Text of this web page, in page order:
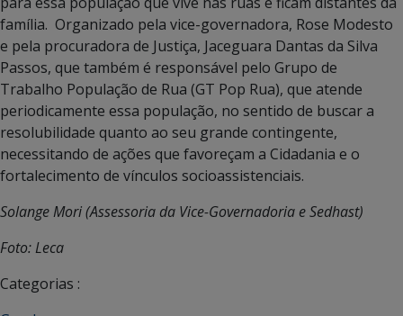
família. Organizado pela vice-governadora, Rose Modesto
e pela procuradora de Justiça, Jaceguara Dantas da Silva
Passos, que também é responsável pelo Grupo de
Trabalho População de Rua (GT Pop Rua), que atende
periodicamente essa população, no sentido de buscar a
resolubilidade quanto ao seu grande contingente,
necessitando de ações que favoreçam a Cidadania e o
fortalecimento de vínculos socioassistenciais.
Solange Mori (Assessoria da Vice-Governadoria e Sedhast)
Foto: Leca
Categorias :